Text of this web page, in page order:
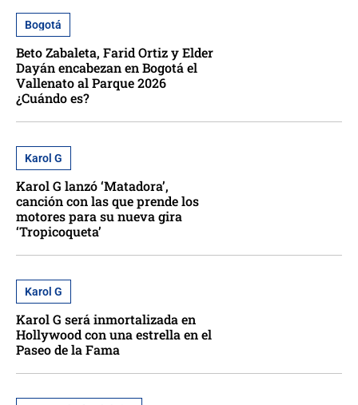
Bogotá
Beto Zabaleta, Farid Ortiz y Elder
Dayán encabezan en Bogotá el
Vallenato al Parque 2026
¿Cuándo es?
Karol G
Karol G lanzó ‘Matadora’,
canción con las que prende los
motores para su nueva gira
‘Tropicoqueta’
Karol G
Karol G será inmortalizada en
Hollywood con una estrella en el
Paseo de la Fama